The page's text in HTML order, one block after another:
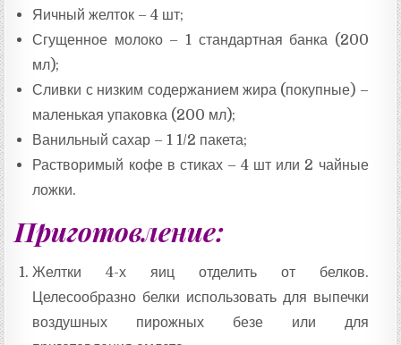
Яичный желток – 4 шт;
Сгущенное молоко – 1 стандартная банка (200
мл);
Сливки с низким содержанием жира (покупные) –
маленькая упаковка (200 мл);
Ванильный сахар – 1 1/2 пакета;
Растворимый кофе в стиках – 4 шт или 2 чайные
ложки.
Приготовление:
Желтки 4-х яиц отделить от белков.
Целесообразно белки использовать для выпечки
воздушных пирожных безе или для